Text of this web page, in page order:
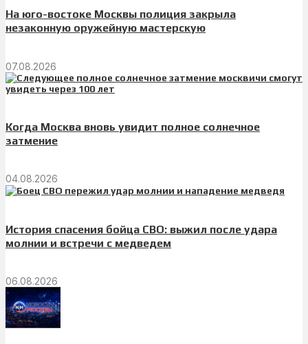
На юго-востоке Москвы полиция закрыла
незаконную оружейную мастерскую
07.08.2026
Когда Москва вновь увидит полное солнечное
затмение
04.08.2026
История спасения бойца СВО: выжил после удара
молнии и встречи с медведем
06.08.2026